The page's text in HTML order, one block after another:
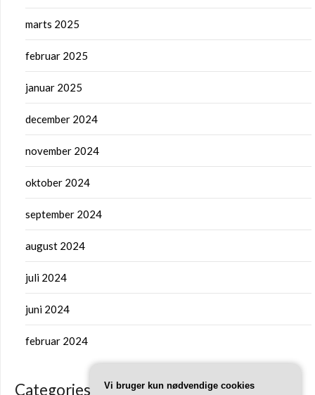
marts 2025
februar 2025
januar 2025
december 2024
november 2024
oktober 2024
september 2024
august 2024
juli 2024
juni 2024
februar 2024
Categories Vi bruger kun nødvendige cookies